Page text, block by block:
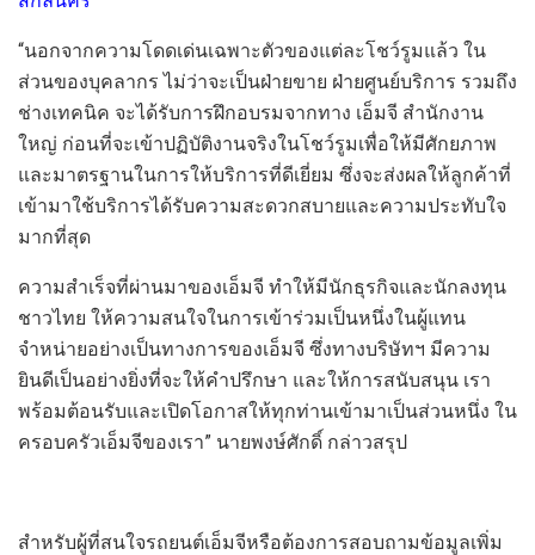
“นอกจากความโดดเด่นเฉพาะตัวของแต่ละโชว์รูมแล้ว ใน
ส่วนของบุคลากร ไม่ว่าจะเป็นฝ่ายขาย ฝ่ายศูนย์บริการ รวมถึง
ช่างเทคนิค จะได้รับการฝึกอบรมจากทาง เอ็มจี สำนักงาน
ใหญ่ ก่อนที่จะเข้าปฏิบัติงานจริงในโชว์รูมเพื่อให้มีศักยภาพ
และมาตรฐานในการให้บริการที่ดีเยี่ยม ซึ่งจะส่งผลให้ลูกค้าที่
เข้ามาใช้บริการได้รับความสะดวกสบายและความประทับใจ
มากที่สุด
ความสำเร็จที่ผ่านมาของเอ็มจี ทำให้มีนักธุรกิจและนักลงทุน
ชาวไทย ให้ความสนใจในการเข้าร่วมเป็นหนึ่งในผู้แทน
จำหน่ายอย่างเป็นทางการของเอ็มจี ซึ่งทางบริษัทฯ มีความ
ยินดีเป็นอย่างยิ่งที่จะให้คำปรึกษา และให้การสนับสนุน เรา
พร้อมต้อนรับและเปิดโอกาสให้ทุกท่านเข้ามาเป็นส่วนหนึ่ง ใน
ครอบครัวเอ็มจีของเรา” นายพงษ์ศักดิ์ กล่าวสรุป
สำหรับผู้ที่สนใจรถยนต์เอ็มจีหรือต้องการสอบถามข้อมูลเพิ่ม